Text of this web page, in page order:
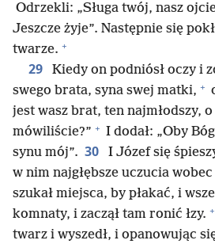
Odrzekli: „Sługa twój, nasz
Jeszcze żyje”. Następnie się
twarze. +
29
Kiedy on podniósł oczy i
swego brata, syna swej matki, +
jest wasz brat, ten najmłodszy,
mówiliście?” + I dodał: „Oby
synu mój”. 30
I Józef się
w nim najgłębsze uczucia
szukał miejsca, by płakać, i
komnaty, i zaczął tam ronić łzy. +
twarz i wyszedł, i opanowując